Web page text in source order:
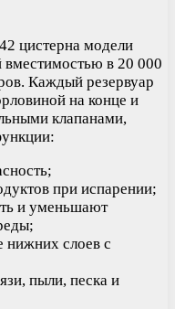
цистерна модели
в 20 000
Каждый резервуар
на конце и
клапанами,
при испарении;
и уменьшают
слоев с
пыли, песка и